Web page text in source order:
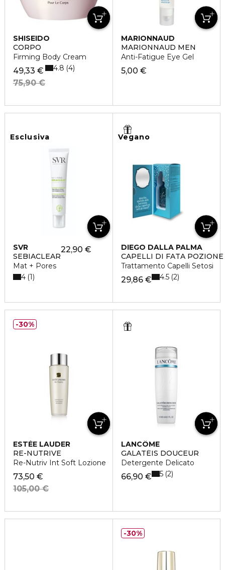
SHISEIDO
CORPO
Firming Body Cream
49,33 €
75,90 €
4.8 4
MARIONNAUD
MARIONNAUD MEN
Anti-Fatigue Eye Gel
5,00 €
Esclusiva
SVR
SEBIACLEAR
Mat + Pores
22,90 €
4 1
Vegano
DIEGO DALLA PALMA
CAPELLI DI FATA
Trattamento Capelli Setosi
29,86 € 4.5 2
ESTÉE LAUDER
RE-NUTRIVE
Re-Nutriv Int Soft Lozione
73,50 €
105,00 €
30%
LANCÔME
GALATÉIS DOUCEUR
Detergente Delicato
66,90 € 5 2
30%